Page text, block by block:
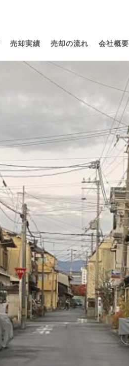
売却実績 売却の流れ 会社概要